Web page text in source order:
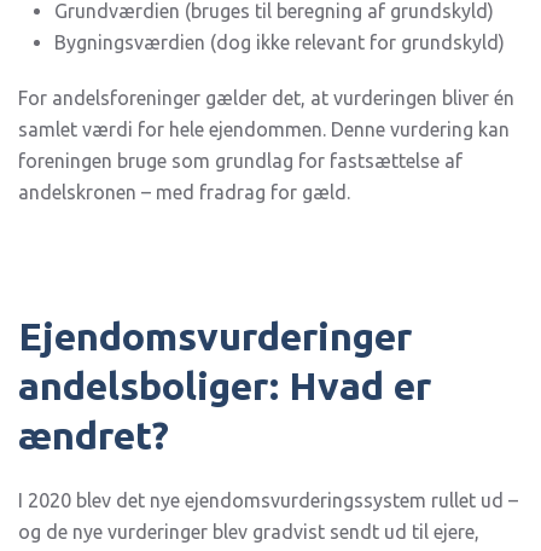
Grundværdien (bruges til beregning af grundskyld)
Bygningsværdien (dog ikke relevant for grundskyld)
For andelsforeninger gælder det, at vurderingen bliver én
samlet værdi for hele ejendommen. Denne vurdering kan
foreningen bruge som grundlag for fastsættelse af
andelskronen – med fradrag for gæld.
Ejendomsvurderinger
andelsboliger: Hvad er
ændret?
I 2020 blev det nye ejendomsvurderingssystem rullet ud –
og de nye vurderinger blev gradvist sendt ud til ejere,